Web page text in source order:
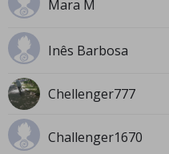
Mara M
Inês Barbosa
Chellenger777
Challenger1670